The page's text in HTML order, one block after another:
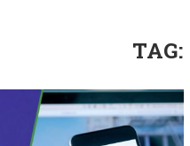
TAG: